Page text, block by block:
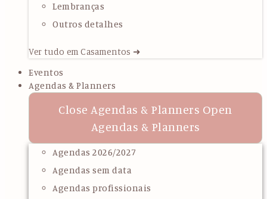
Lembranças
Outros detalhes
Ver tudo em Casamentos ➜
Eventos
Agendas & Planners
Close Agendas & Planners Open
Agendas & Planners
Agendas 2026/2027
Agendas sem data
Agendas profissionais